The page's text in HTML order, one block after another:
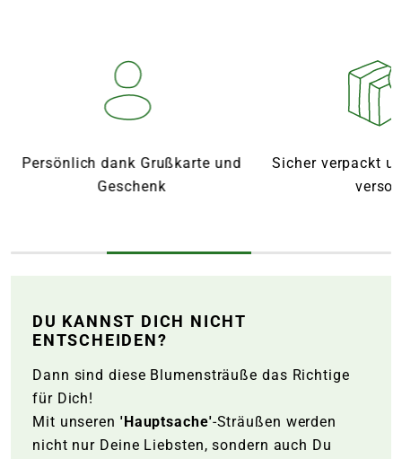
Persönlich dank Grußkarte und
Geschenk
Sicher verpackt
DU KANNST DICH NICHT
ENTSCHEIDEN?
Dann sind diese Blumensträuße das Richtige
für Dich!
Mit unseren 'Hauptsache'-Sträußen werden
nicht nur Deine Liebsten, sondern auch Du